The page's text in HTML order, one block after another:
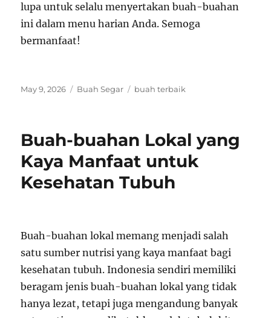
lupa untuk selalu menyertakan buah-buahan
ini dalam menu harian Anda. Semoga
bermanfaat!
Posted
May 9, 2026 Categories
Buah Segar Tags
buah terbaik
Buah-buahan Lokal yang
Kaya Manfaat untuk
Kesehatan Tubuh
Buah-buahan lokal memang menjadi salah
satu sumber nutrisi yang kaya manfaat bagi
kesehatan tubuh. Indonesia sendiri memiliki
beragam jenis buah-buahan lokal yang tidak
hanya lezat, tetapi juga mengandung banyak